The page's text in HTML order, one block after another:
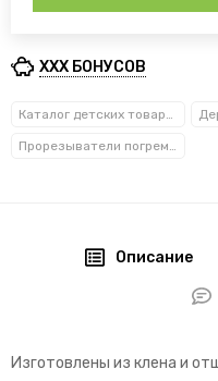
XXX БОНУСОВ
Каталог детских товаров
Прорезыватели погремушки
Описание
Изготовлены из клена и